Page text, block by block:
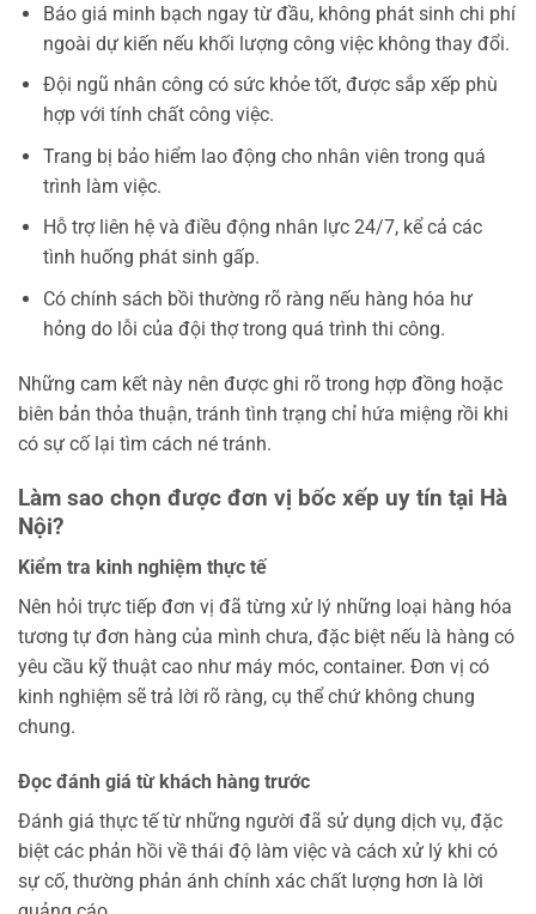
Báo giá minh bạch ngay từ đầu, không phát sinh chi phí
ngoài dự kiến nếu khối lượng công việc không thay đổi.
Đội ngũ nhân công có sức khỏe tốt, được sắp xếp phù
hợp với tính chất công việc.
Trang bị bảo hiểm lao động cho nhân viên trong quá
trình làm việc.
Hỗ trợ liên hệ và điều động nhân lực 24/7, kể cả các
tình huống phát sinh gấp.
Có chính sách bồi thường rõ ràng nếu hàng hóa hư
hỏng do lỗi của đội thợ trong quá trình thi công.
Những cam kết này nên được ghi rõ trong hợp đồng hoặc
biên bản thỏa thuận, tránh tình trạng chỉ hứa miệng rồi khi
có sự cố lại tìm cách né tránh.
Làm sao chọn được đơn vị bốc xếp uy tín tại Hà
Nội?
Kiểm tra kinh nghiệm thực tế
Nên hỏi trực tiếp đơn vị đã từng xử lý những loại hàng hóa
tương tự đơn hàng của mình chưa, đặc biệt nếu là hàng có
yêu cầu kỹ thuật cao như máy móc, container. Đơn vị có
kinh nghiệm sẽ trả lời rõ ràng, cụ thể chứ không chung
chung.
Đọc đánh giá từ khách hàng trước
Đánh giá thực tế từ những người đã sử dụng dịch vụ, đặc
biệt các phản hồi về thái độ làm việc và cách xử lý khi có
sự cố, thường phản ánh chính xác chất lượng hơn là lời